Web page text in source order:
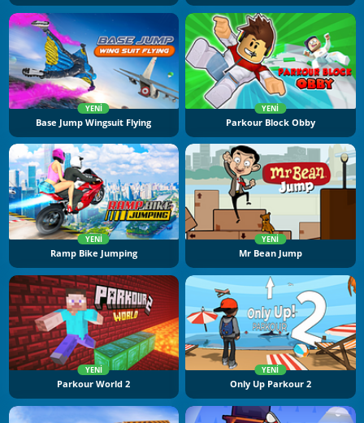
YENI
Base Jump Wingsuit Flying
YENI
Parkour Block Obby
YENI
Ramp Bike Jumping
YENI
Mr Bean Jump
YENI
Parkour World 2
YENI
Only Up Parkour 2